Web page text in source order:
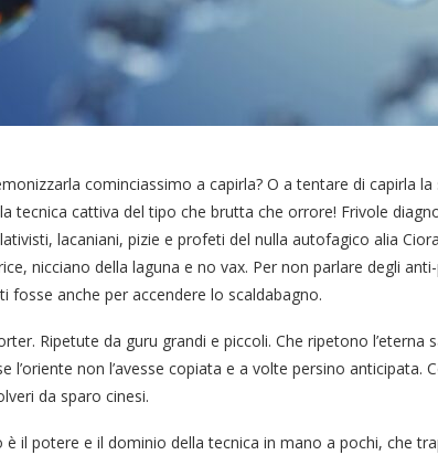
cominciassimo a capirla? O a tentare di capirla
tecnica cattiva del tipo che brutta che orrore! Frivole
lacaniani, pizie e profeti del nulla autofagico alia
nicciano della laguna e no vax. Per non parlare degli
fosse anche per accendere lo scaldabagno.
Ripetute da guru grandi e piccoli. Che ripetono l’eterna
l’oriente non l’avesse copiata e a volte persino anticipata.
da sparo cinesi.
è il potere e il dominio della tecnica in mano a pochi, che